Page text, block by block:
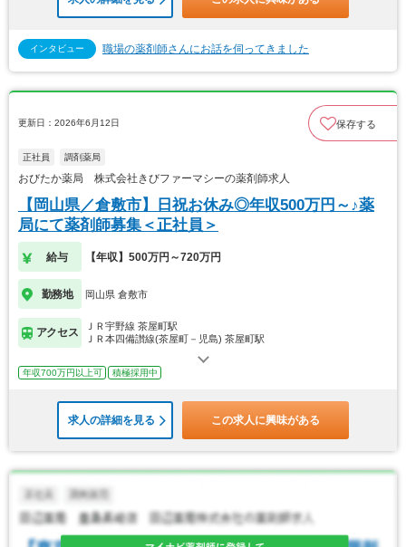
インタビュー 職場の薬剤師さんにお話を伺ってきました
更新日：2026年6月12日 保存する
正社員 調剤薬局
おびたか薬局 株式会社きびファーマシーの薬剤師求人
【岡山県／倉敷市】日祝お休み◎年収500万円～♪薬
局にて薬剤師募集＜正社員＞
給与 【年収】500万円～720万円
勤務地 岡山県 倉敷市
アクセス
ＪＲ宇野線 茶屋町駅
ＪＲ本四備讃線(茶屋町－児島) 茶屋町駅
年収700万円以上可 積極採用中
求人の詳細を見る この求人に興味がある